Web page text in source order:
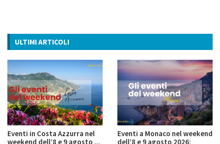
ULTIMI ARTICOLI
Eventi in Costa Azzurra nel
weekend dell’8 e 9 agosto ...
Eventi a Monaco nel weekend
dell’8 e 9 agosto 2026: